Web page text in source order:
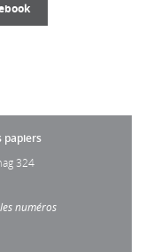
papiers
324
numéros